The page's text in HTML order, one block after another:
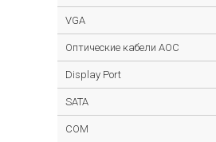
VGA
Оптические кабели AOC
Display Port
SATA
COM